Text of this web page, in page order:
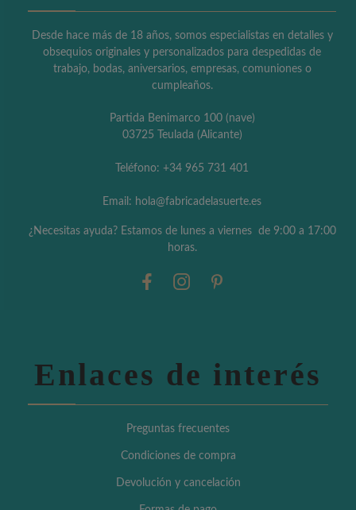
Desde hace más de 18 años, somos especialistas en detalles y
obsequios originales y personalizados para despedidas de
trabajo, bodas, aniversarios, empresas, comuniones o
cumpleaños.
Partida Benimarco 100 (nave)
03725 Teulada (Alicante)
Teléfono: +34 965 731 401
Email: hola@fabricadelasuerte.es
¿Necesitas ayuda? Estamos de lunes a viernes de 9:00 a 17:00
horas.
Enlaces de interés
Preguntas frecuentes
Condiciones de compra
Devolución y cancelación